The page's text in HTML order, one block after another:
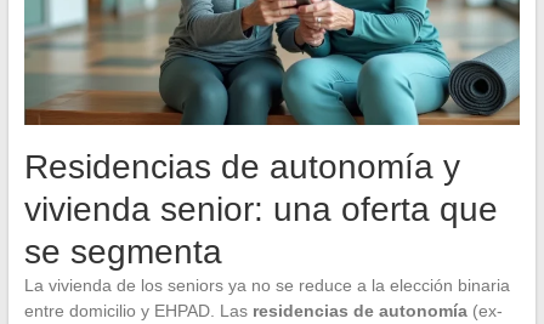
Residencias de autonomía y
vivienda senior: una oferta que
se segmenta
La vivienda de los seniors ya no se reduce a la elección binaria
entre domicilio y EHPAD. Las residencias de autonomía(ex-